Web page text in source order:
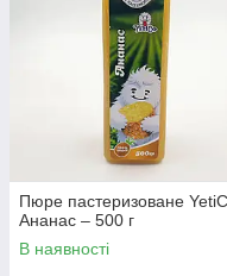
Пюре пастеризоване
Ананас – 500 г
В наявності